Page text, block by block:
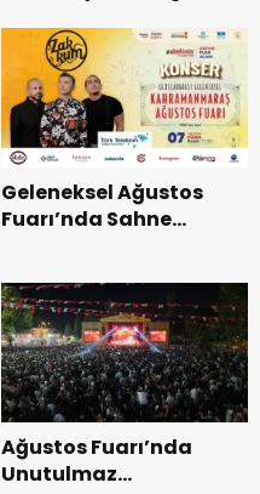
Geleneksel Ağustos
Fuarı’nda Sahne
Ağustos Fuarı’nda
Unutulmaz